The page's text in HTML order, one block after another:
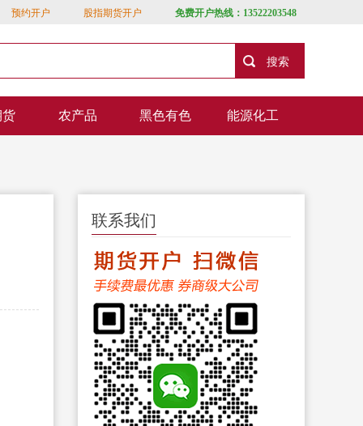
预约开户 股指期货开户 免费开户热线：13522203548
货 农产品 黑色有色 能源化工
联系我们